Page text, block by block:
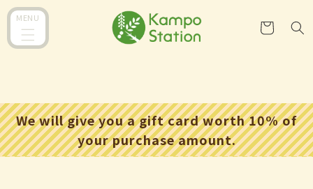
跳到内
容
MENU
物
We will give you a gift card worth 10% of
your purchase amount.